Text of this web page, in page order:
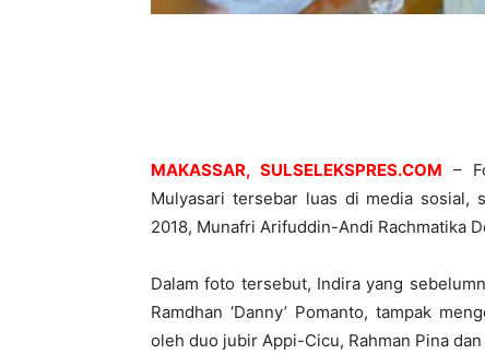
MAKASSAR, SULSELEKSPRES.COM –
Mulyasari tersebar luas di media sosial,
2018, Munafri Arifuddin-Andi Rachmatika
Dalam foto tersebut, Indira yang
Ramdhan ‘Danny’ Pomanto, tampak
oleh duo jubir Appi-Cicu, Rahman Pina dan